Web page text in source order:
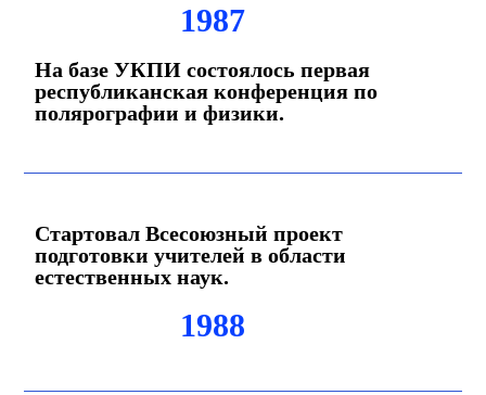
1987
На базе УКПИ состоялось первая
республиканская конференция по
полярографии и физики.
Стартовал Всесоюзный проект
подготовки учителей в области
естественных наук.
1988